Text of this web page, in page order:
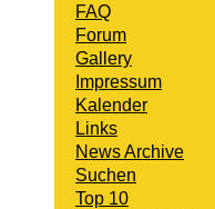
FAQ
Forum
Gallery
Impressum
Kalender
Links
News Archive
Suchen
Top 10